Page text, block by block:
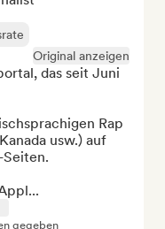
Original anzeigen
das seit Juni
Rap
usw.) auf
Seiten.
gegeben